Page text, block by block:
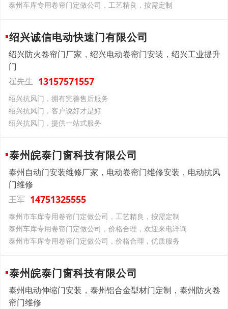
泰州车库专用卷帘门定做公司，工艺精良，按需定制
绍兴诚信电动快速门有限公司
绍兴防火卷帘门厂家，绍兴电动卷帘门安装，绍兴工业提升
门
崔先生 13157571557
绍兴抗风门，拥有完善售后服务
绍兴抗风门，客户说好才是好
绍兴抗风门，提供一站式服务
泰州皖泰门窗科技有限公司
泰州自动门安装维修厂家，电动卷帘门维修安装，电动抗风
门维修
王军 14751325555
泰州市车库专用卷帘门定做公司，工艺精良，按需定制
泰州车库专用卷帘门定做公司，价格合理，欢迎来电详询
泰州市车库专用卷帘门定做公司，价格合理，优质服务
泰州皖泰门窗科技有限公司
泰州电动伸缩门安装，泰州铝合金型材门定制，泰州防火卷
帘门维修